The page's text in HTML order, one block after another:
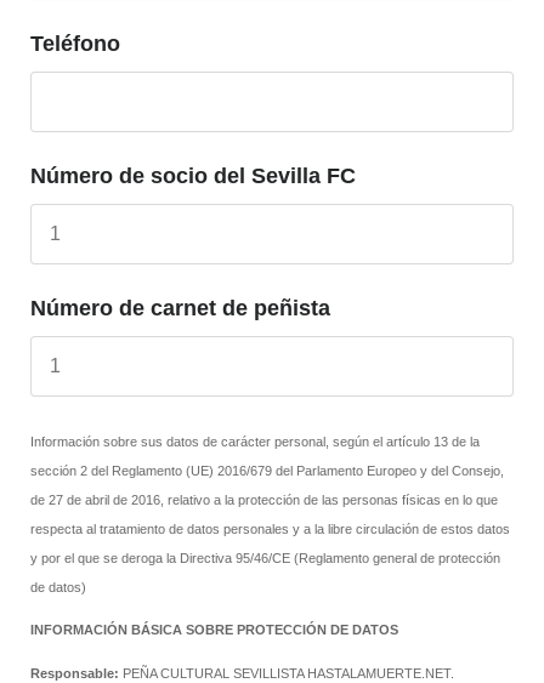
Teléfono
Número de socio del Sevilla FC
Número de carnet de peñista
Información sobre sus datos de carácter personal, según el artículo 13 de la
sección 2 del Reglamento (UE) 2016/679 del Parlamento Europeo y del Consejo,
de 27 de abril de 2016, relativo a la protección de las personas físicas en lo que
respecta al tratamiento de datos personales y a la libre circulación de estos datos
y por el que se deroga la Directiva 95/46/CE (Reglamento general de protección
de datos)
INFORMACIÓN BÁSICA SOBRE PROTECCIÓN DE DATOS
Responsable: PEÑA CULTURAL SEVILLISTA HASTALAMUERTE.NET.